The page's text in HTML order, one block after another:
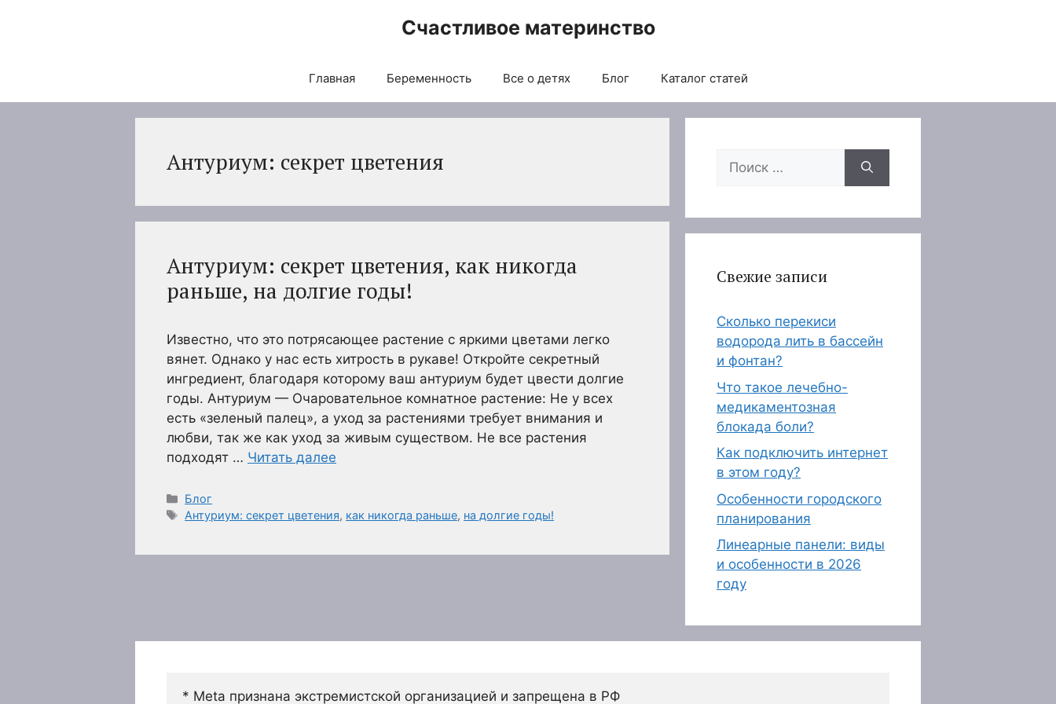
Счастливое материнство
Главная Беременность Все о детях Блог Каталог статей
Антуриум: секрет цветения
Антуриум: секрет цветения, как никогда
раньше, на долгие годы!
Известно, что это потрясающее растение с яркими цветами легко
вянет. Однако у нас есть хитрость в рукаве! Откройте секретный
ингредиент, благодаря которому ваш антуриум будет цвести долгие
годы. Антуриум — Очаровательное комнатное растение: Не у всех
есть «зеленый палец», а уход за растениями требует внимания и
любви, так же как уход за живым существом. Не все растения
подходят … Читать далее
Рубрики
Блог
Метки
Антуриум: секрет цветения, как никогда раньше, на долгие годы!
Поиск:
Свежие записи
Сколько перекиси
водорода лить в бассейн
и фонтан?
Что такое лечебно-
медикаментозная
блокада боли?
Как подключить интернет
в этом году?
Особенности городского
планирования
Линеарные панели: виды
и особенности в 2026
году
* Meta признана экстремистской организацией и запрещена в РФ